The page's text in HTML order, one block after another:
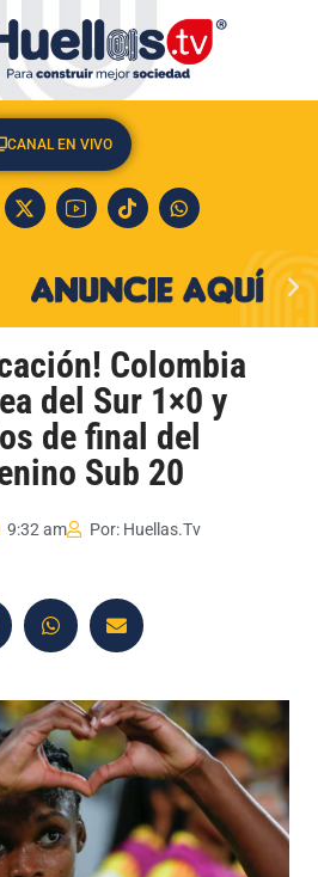
CANAL EN VIVO
Colombia
del Sur 1×0 y
de final del
Sub 20
9:32 am Por: Huellas.Tv